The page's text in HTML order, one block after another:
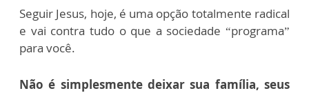
Seguir Jesus, hoje, é uma opção totalmente radical
e vai contra tudo o que a sociedade “programa”
para você.
Não é simplesmente deixar sua família, seus